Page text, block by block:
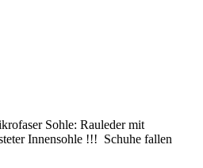
Sohle: Rauleder mit
Innensohle !!! Schuhe fallen